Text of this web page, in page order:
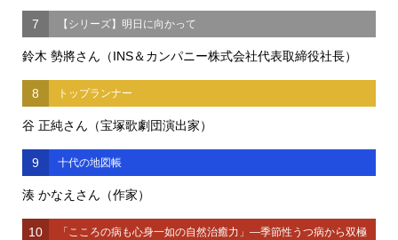
7 【シリーズ】明日に向かって
鈴木 勢將さん（INS＆カンパニー株式会社代表取締役社長）
8 トップランナー
谷 正純さん（宝塚歌劇団演出家）
9 十代の地図帳
湊 かなえさん（作家）
10 「こころの病も心身一如の自然治癒力」―季節性うつ病から双極